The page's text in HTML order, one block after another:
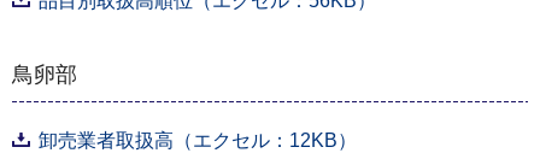
鳥卵部
卸売業者取扱高（エクセル：12KB）